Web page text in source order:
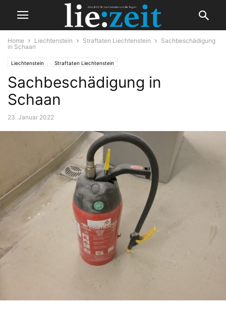
Home Liechtenstein Straftaten Liechtenstein
Sachbeschädigung
in Schaan
Liechtenstein Straftaten Liechtenstein
Sachbeschädigung in
Schaan
23. Januar 2022